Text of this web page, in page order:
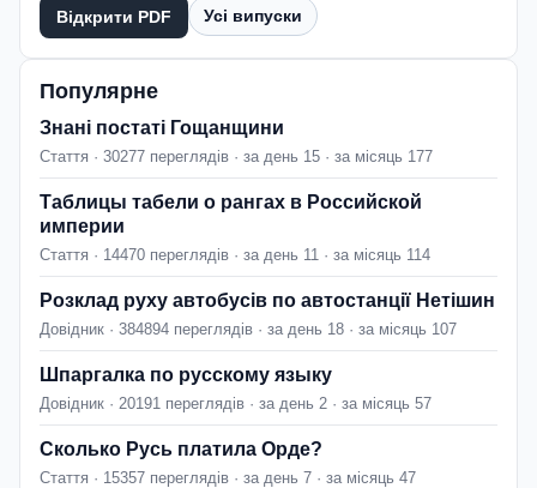
Відкрити PDF Усі випуски
Популярне
Знані постаті Гощанщини
Стаття · 30277 переглядів · за день 15 · за місяць 177
Таблицы табели о рангах в Российской
империи
Стаття · 14470 переглядів · за день 11 · за місяць 114
Розклад руху автобусів по автостанції Нетішин
Довідник · 384894 переглядів · за день 18 · за місяць 107
Шпаргалка по русскому языку
Довідник · 20191 переглядів · за день 2 · за місяць 57
Сколько Русь платила Орде?
Стаття · 15357 переглядів · за день 7 · за місяць 47